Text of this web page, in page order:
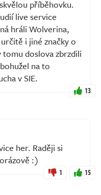
příběhovku.
live service
hráli Wolverina,
i jiné značky o
doslova zbrzdili
na to
v SIE.
13
her. Raději si
:)
1 15